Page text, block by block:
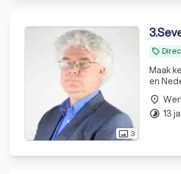
photo_size_select_actual 3
3.
local_offer
Maak
en
beide
place
timelapse 13